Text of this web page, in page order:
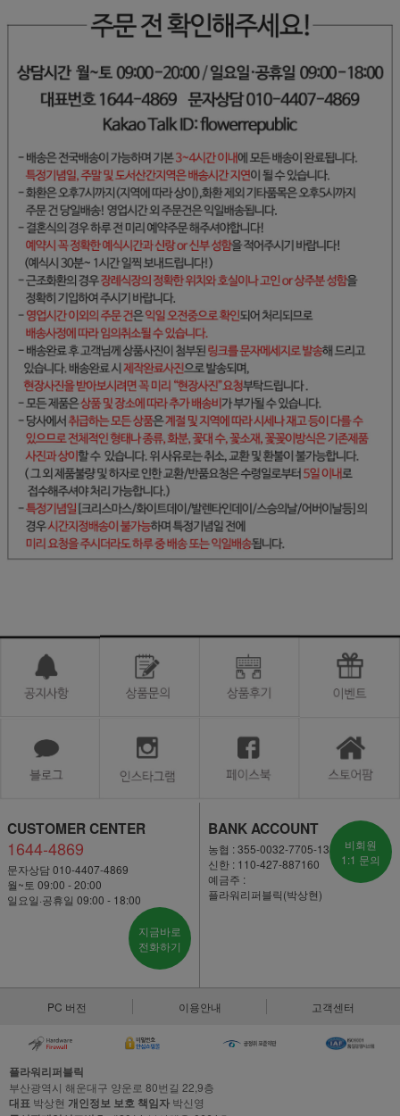
CUSTOMER CENTER
1644-4869
문자상담 010-4407-4869
월~토 09:00 - 20:00
일요일·공휴일 09:00 - 18:00
지금바로
전화하기
BANK ACCOUNT
농협 : 355-0032-7705-13
신한 : 110-427-887160
예금주 :
플라워리퍼블릭(박상현)
비회원
1:1 문의
PC 버전 이용안내 고객센터
플라워리퍼블릭
부산광역시 해운대구 양운로 80번길 22,9층
대표 박상현 개인정보 보호 책임자 박신영